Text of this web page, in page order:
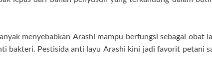
menyebabkan Arashi mampu berfungsi sebagai obat
bakteri. Pestisida anti layu Arashi kini jadi favorit petani